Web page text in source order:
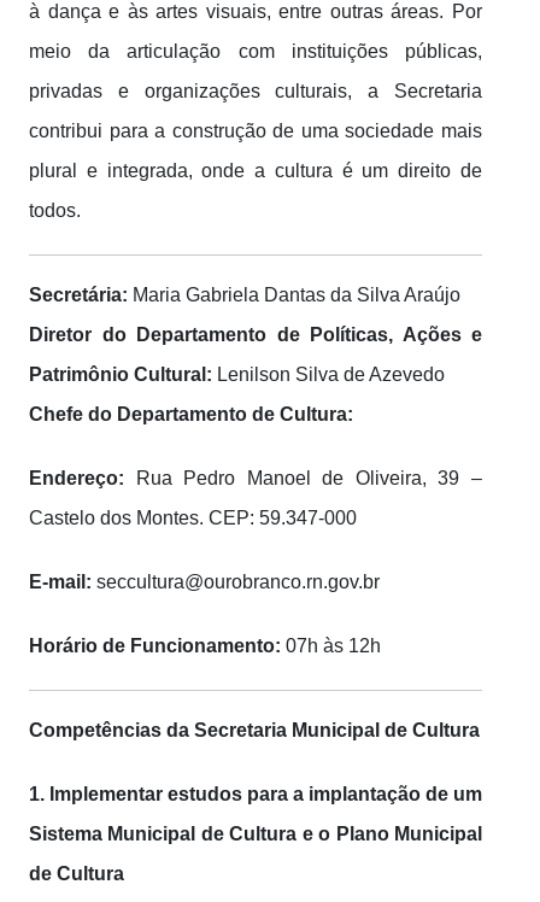
à dança e às artes visuais, entre outras áreas. Por
meio da articulação com instituições públicas,
privadas e organizações culturais, a Secretaria
contribui para a construção de uma sociedade mais
plural e integrada, onde a cultura é um direito de
todos.
Secretária: Maria Gabriela Dantas da Silva Araújo
Diretor do Departamento de Políticas, Ações e
Patrimônio Cultural: Lenilson Silva de Azevedo
Chefe do Departamento de Cultura:
Endereço: Rua Pedro Manoel de Oliveira, 39 –
Castelo dos Montes. CEP: 59.347-000
E-mail: seccultura@ourobranco.rn.gov.br
Horário de Funcionamento: 07h às 12h
Competências da Secretaria Municipal de Cultura
1. Implementar estudos para a implantação de um
Sistema Municipal de Cultura e o Plano Municipal
de Cultura